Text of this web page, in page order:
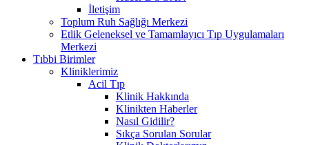
İletişim
Toplum Ruh Sağlığı Merkezi
Etlik Geleneksel ve Tamamlayıcı Tıp Uygulamaları
Merkezi
Tıbbi Birimler
Kliniklerimiz
Acil Tıp
Klinik Hakkında
Klinikten Haberler
Nasıl Gidilir?
Sıkça Sorulan Sorular